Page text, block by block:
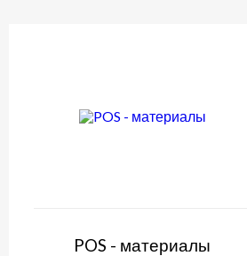
POS - материалы